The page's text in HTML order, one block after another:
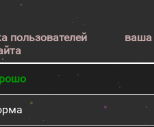
пользователей
ваша